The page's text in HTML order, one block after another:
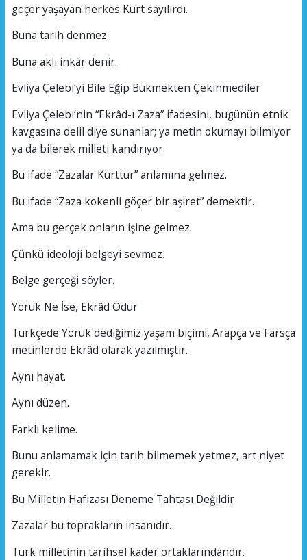
göçer yaşayan herkes Kürt sayılırdı.
Buna tarih denmez.
Buna aklı inkâr denir.
Evliya Çelebi’yi Bile Eğip Bükmekten Çekinmediler
Evliya Çelebi’nin “Ekrâd-ı Zaza” ifadesini, bugünün etnik
kavgasına delil diye sunanlar; ya metin okumayı bilmiyor
ya da bilerek milleti kandırıyor.
Bu ifade “Zazalar Kürttür” anlamına gelmez.
Bu ifade “Zaza kökenli göçer bir aşiret” demektir.
Ama bu gerçek onların işine gelmez.
Çünkü ideoloji belgeyi sevmez.
Belge gerçeği söyler.
Yörük Ne İse, Ekrâd Odur
Türkçede Yörük dediğimiz yaşam biçimi, Arapça ve Farsça
metinlerde Ekrâd olarak yazılmıştır.
Aynı hayat.
Aynı düzen.
Farklı kelime.
Bunu anlamamak için tarih bilmemek yetmez, art niyet
gerekir.
Bu Milletin Hafızası Deneme Tahtası Değildir
Zazalar bu toprakların insanıdır.
Türk milletinin tarihsel kader ortaklarındandır.